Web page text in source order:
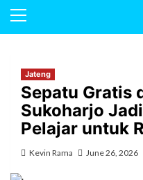
Jateng
Sepatu Gratis
Sukoharjo
Pelajar untuk
Kevin Rama June 26, 2026